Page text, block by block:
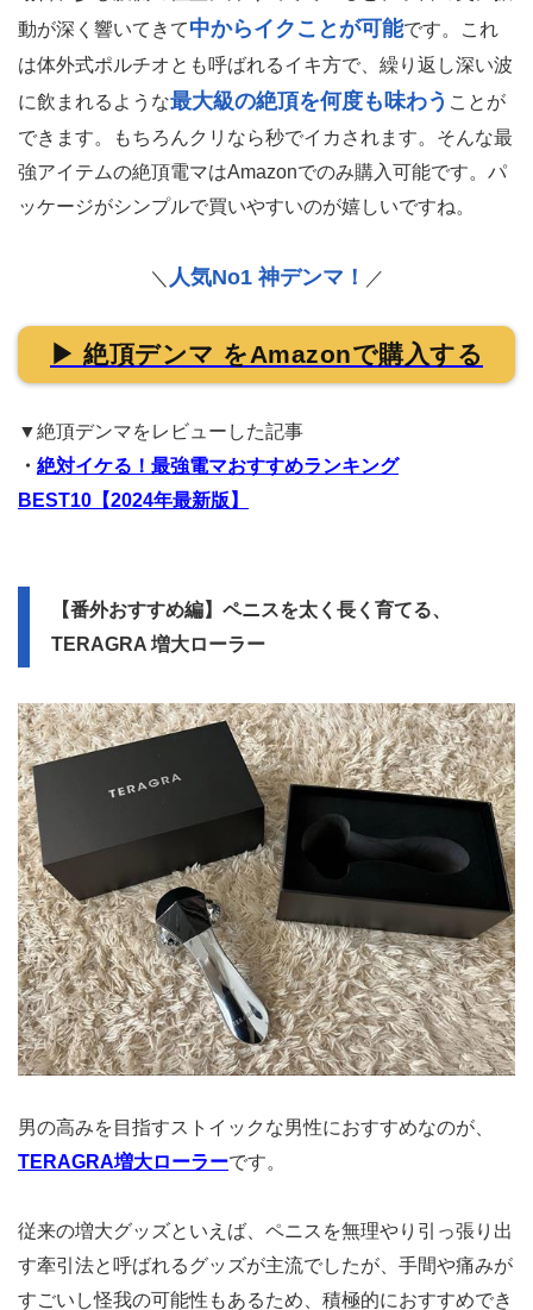
動が深く響いてきて中からイクことが可能です。これ
は体外式ポルチオとも呼ばれるイキ方で、繰り返し深い波
に飲まれるような最大級の絶頂を何度も味わう ことが
できます。もちろんクリなら秒でイカされます。そんな最
強アイテムの絶頂電マはAmazonでのみ購入可能です。パ
ッケージがシンプルで買いやすいのが嬉しいですね。
＼ 人気No1 神デンマ！ ／
▶ 絶頂デンマ をAmazonで購入する
▼絶頂デンマをレビューした記事
・ 絶対イケる！最強電マおすすめランキング
BEST10【2024年最新版】
【番外おすすめ編】ペニスを太く長く育てる、
TERAGRA 増大ローラー
男の高みを目指すストイックな男性におすすめなのが、
TERAGRA増大ローラーです。
従来の増大グッズといえば、ペニスを無理やり引っ張り出
す牽引法と呼ばれるグッズが主流でしたが、手間や痛みが
すごいし怪我の可能性もあるため、積極的におすすめでき